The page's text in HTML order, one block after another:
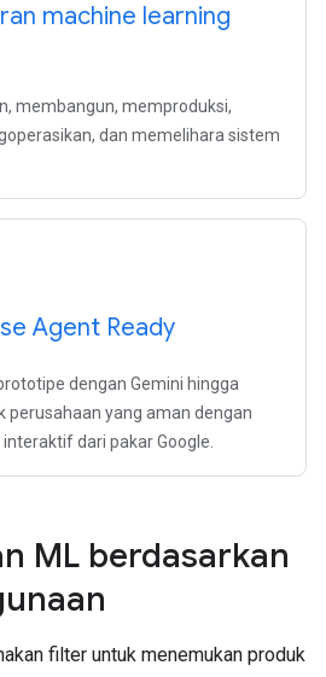
machine learning
membangun, memproduksi,
dan memelihara sistem
Agent Ready
dengan Gemini hingga
perusahaan yang aman dengan
dari pakar Google.
ML berdasarkan
filter untuk menemukan produk